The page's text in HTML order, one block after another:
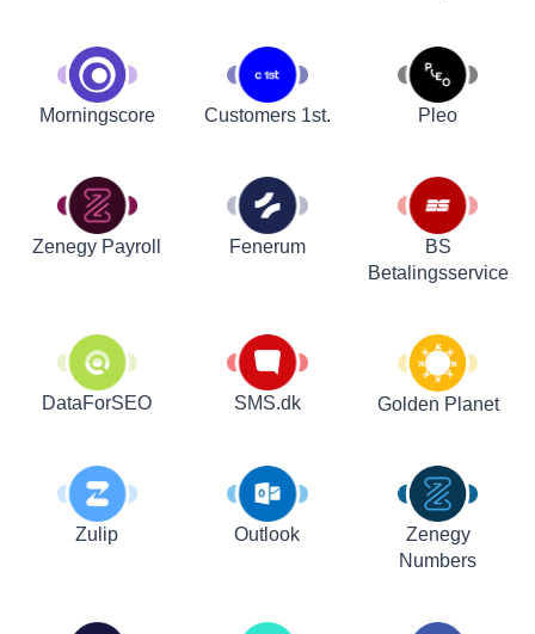
Morningscore Customers 1st. Pleo
Zenegy Payroll Fenerum
BS
Betalingsservice
DataForSEO SMS.dk Golden Planet
Zulip Outlook
Zenegy
Numbers